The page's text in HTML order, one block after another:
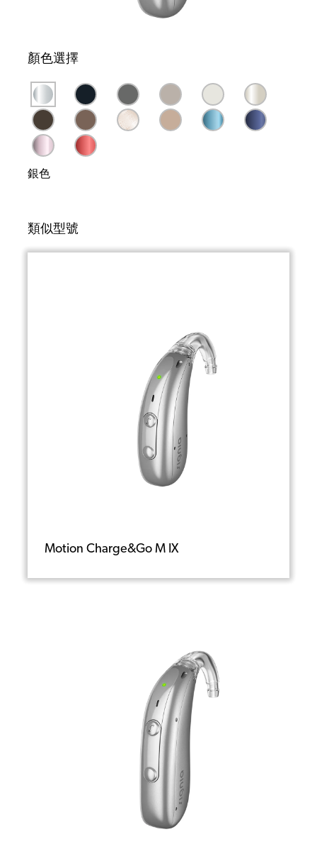
顏色選擇
銀色
類似型號
Motion Charge&Go M IX